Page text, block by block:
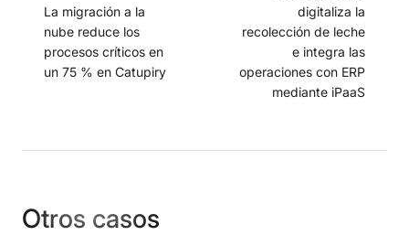
La migración a la
nube reduce los
procesos críticos en
un 75 % en Catupiry
digitaliza la
recolección de leche
e integra las
operaciones con ERP
mediante iPaaS
Otros casos